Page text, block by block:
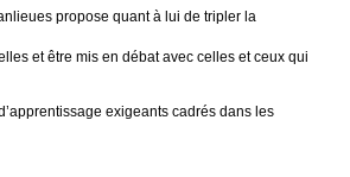
propose quant à lui de tripler la
et être mis en débat avec celles et ceux qui
exigeants cadrés dans les